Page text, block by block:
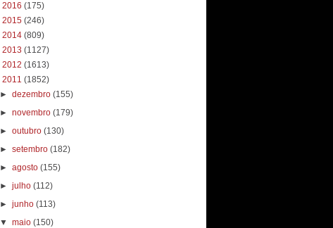
2016 (175)
2015 (246)
2014 (809)
2013 (1127)
2012 (1613)
2011 (1852)
►dezembro(155)
►novembro(179)
►outubro(130)
►setembro(182)
►agosto(155)
►julho(112)
►junho(113)
▼maio(150)